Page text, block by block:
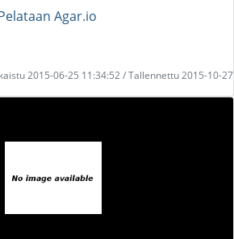
Agar.io
2015-06-25 11:34:52 / Tallennettu 2015-10-27